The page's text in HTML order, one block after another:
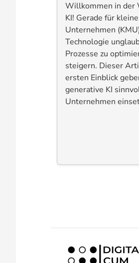
Willkommen in der
KI! Gerade für
Unternehmen
Technologie
Prozesse zu
steigern. Dieser
ersten Einblick
generative KI
Unternehmen